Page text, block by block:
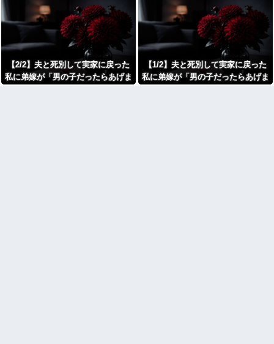
話してきて...
【速報】れいわ新選組さん
「いのちの党」に改名ｗｗｗｗ
【画像】令和最新版のあのち
ゃん、可愛過ぎてワイらにブッ
刺さりまくりw w w w w w
【衝撃】浅田真央ちゃんの婚
活条件がこちら←むしろコレは
てそう言って」と連絡きたけど
話もしたくないんだよ…….他
弟「エレベーターで知らない
女に蹴られた！」私「何した
の？」→事情を聞いた家族全員
が「それは自業自得」と呆れて
しまい…
【呆然】 兄が『結婚したい』
と連れて来た女忄生がアレルギ
えず5万を家に持ってきて」と脅し
てきた
【2/2】夫と死別して実家に戻った
私に弟嫁が「男の子だったらあげま
【1/2】夫と死別して実家に戻った
私に弟嫁が「男の子だったらあげま